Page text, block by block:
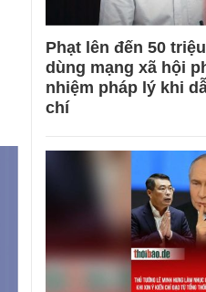
Phạt lên đến 50
dùng mạng xã hội
nhiệm pháp lý khi
chí